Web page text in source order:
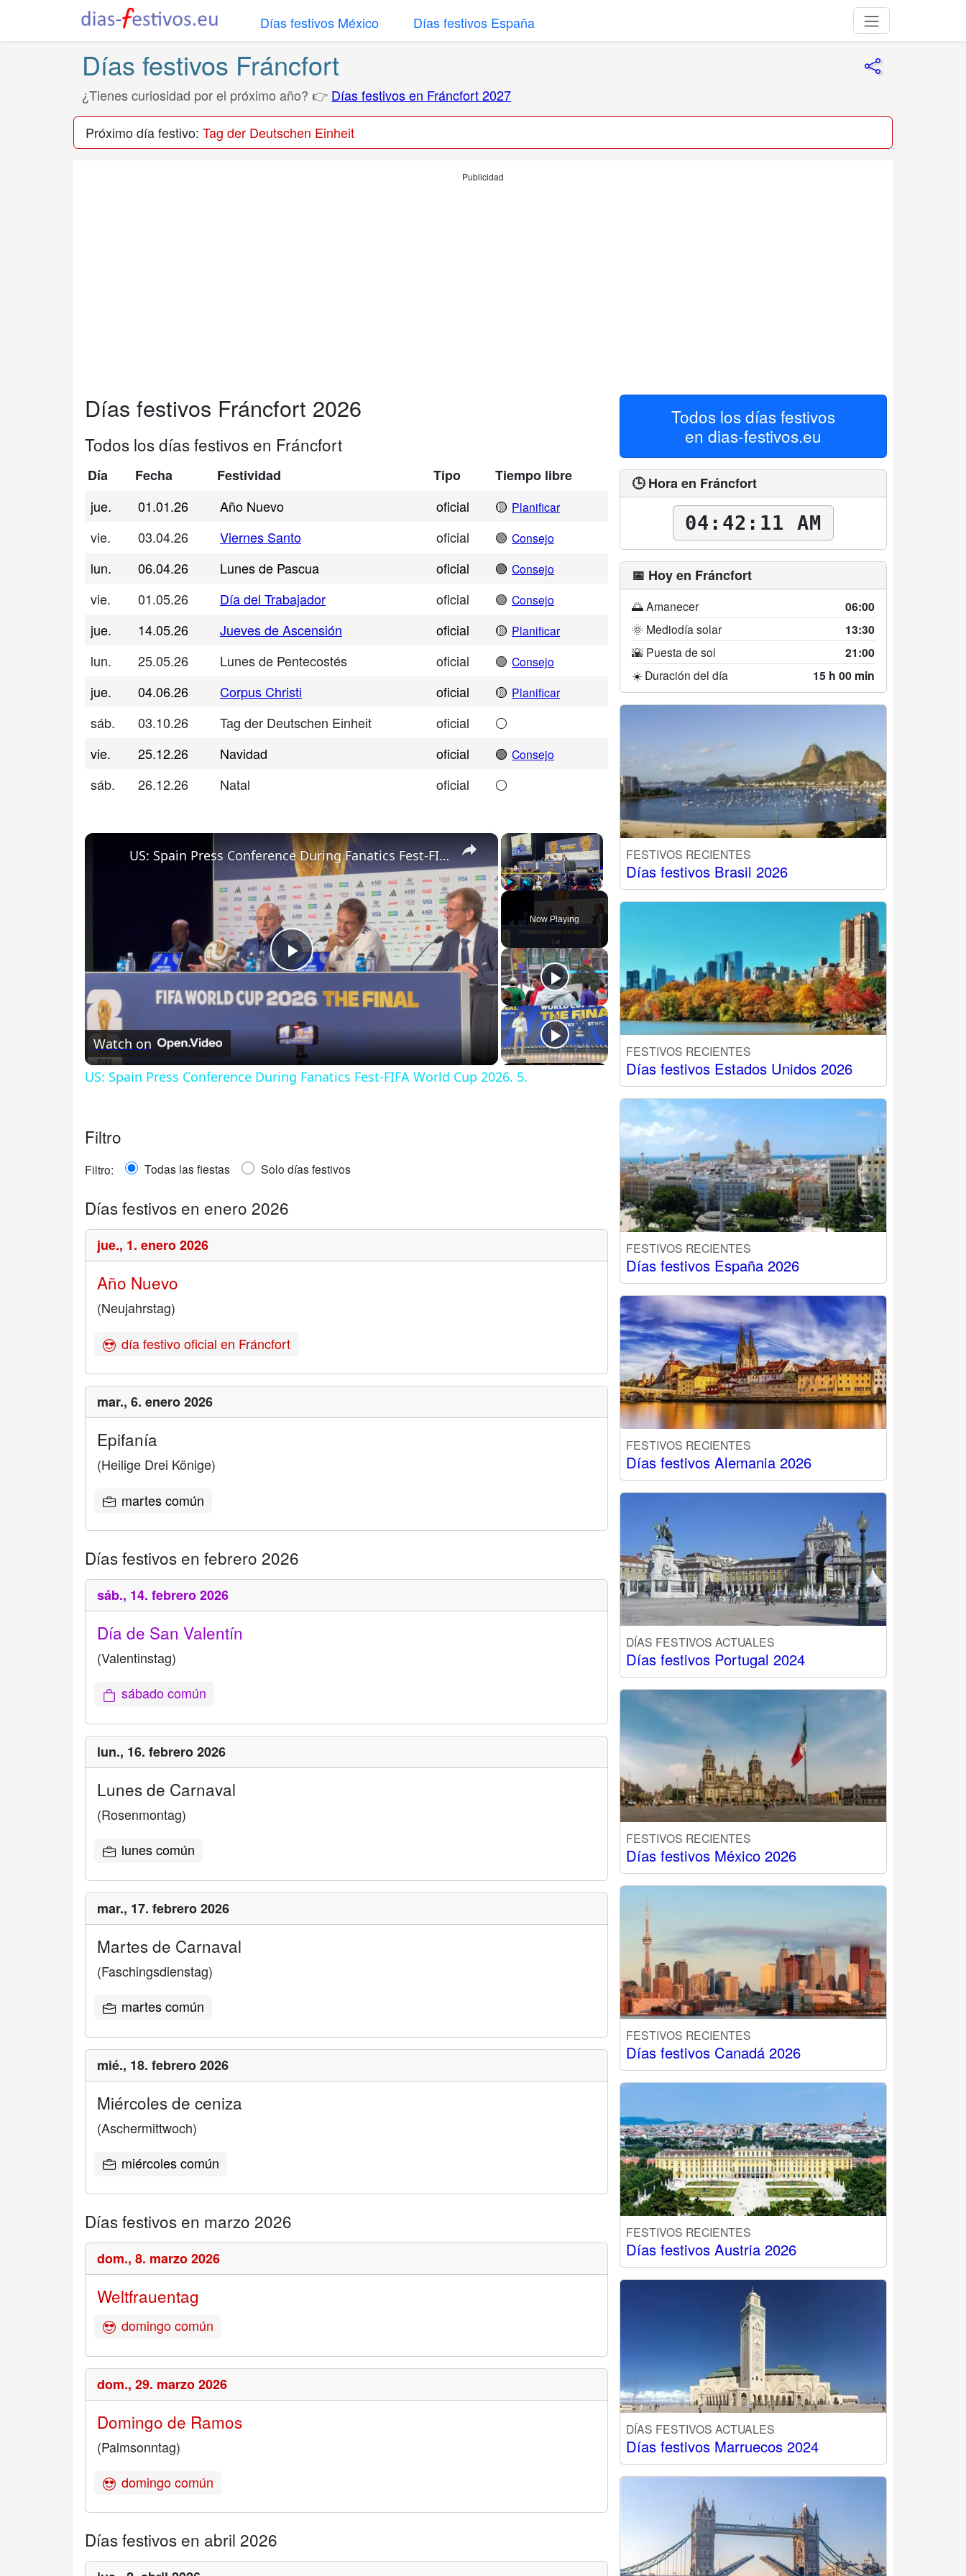
Días festivos México Días festivos España
Días festivos Fráncfort
¿Tienes curiosidad por el próximo año? 👉 Días festivos en Fráncfort 2027
Próximo día festivo: Tag der Deutschen Einheit
Publicidad
Días festivos Fráncfort 2026
Todos los días festivos en Fráncfort
Día Fecha Festividad Tipo
Tiempo libre
jue.
01.01.26 Año Nuevo oficial 🟡 Planificar
vie. 03.04.26 Viernes Santo oficial 🟢 Consejo
lun. 06.04.26 Lunes de Pascua oficial 🟢 Consejo
vie. 01.05.26 Día del Trabajador oficial 🟢 Consejo
jue. 14.05.26 Jueves de Ascensión oficial 🟡 Planificar
lun. 25.05.26 Lunes de Pentecostés oficial 🟢 Consejo
jue. 04.06.26 Corpus Christi oficial 🟡 Planificar
sáb. 03.10.26 Tag der Deutschen Einheit oficial
⚪
vie.
25.12.26 Navidad oficial 🟢 Consejo
sáb. 26.12.26 Natal oficial ⚪
×
Fullscreen
Now Playing
×
Play
Video
US: Spain Press Conference During Fanatics Fest-FIFA World Cup 2026. 5.
Watch on
US: Spain Press Conference During Fanatics Fest-FIFA World Cup 2026. 5.
Filtro
Filtro: Todas las fiestas Solo días festivos
Días festivos en enero 2026
jue., 1. enero 2026
Año Nuevo
(Neujahrstag)
día festivo oficial en Fráncfort
mar., 6. enero 2026
Epifanía
(Heilige Drei Könige)
martes común
Días festivos en febrero 2026
sáb., 14. febrero 2026
Día de San Valentín
(Valentinstag)
sábado común
lun., 16. febrero 2026
Lunes de Carnaval
(Rosenmontag)
lunes común
mar., 17. febrero 2026
Martes de Carnaval
(Faschingsdienstag)
martes común
mié., 18. febrero 2026
Miércoles de ceniza
(Aschermittwoch)
miércoles común
Días festivos en marzo 2026
dom., 8. marzo 2026
Weltfrauentag
domingo común
dom., 29. marzo 2026
Domingo de Ramos
(Palmsonntag)
domingo común
Días festivos en abril 2026
Todos los días festivos
en dias-festivos.eu
🕒 Hora en Fráncfort
04:42:12 AM
📅 Hoy en Fráncfort
🌅 Amanecer 06:00
🌞 Mediodía solar 13:30
🌇 Puesta de sol 21:00
☀️ Duración del día 15 h 00 min
FESTIVOS RECIENTES
Días festivos Brasil 2026
FESTIVOS RECIENTES
Días festivos Estados Unidos 2026
FESTIVOS RECIENTES
Días festivos España 2026
FESTIVOS RECIENTES
Días festivos Alemania 2026
DÍAS FESTIVOS ACTUALES
Días festivos Portugal 2024
FESTIVOS RECIENTES
Días festivos México 2026
FESTIVOS RECIENTES
Días festivos Canadá 2026
FESTIVOS RECIENTES
Días festivos Austria 2026
DÍAS FESTIVOS ACTUALES
Días festivos Marruecos 2024